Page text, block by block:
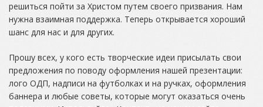
решиться пойти за Христом путем своего призвания. Нам
нужна взаимная поддержка. Теперь открывается хороший
шанс для нас и для других.
Прошу всех, у кого есть творческие идеи присылать свои
предложения по поводу оформления нашей презентации:
лого ОДП, надписи на футболках и на ручках, оформления
баннера и любые советы, которые могут оказаться очень